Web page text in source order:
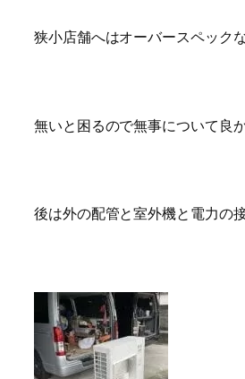
狭小店舗へはオーバースペック
無いと困るので無事について良か
後は外の配管と室外機と電力の接